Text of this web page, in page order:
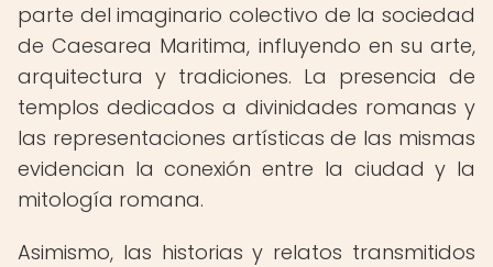
parte del imaginario colectivo de la sociedad
de Caesarea Maritima, influyendo en su arte,
arquitectura y tradiciones. La presencia de
templos dedicados a divinidades romanas y
las representaciones artísticas de las mismas
evidencian la conexión entre la ciudad y la
mitología romana.
Asimismo, las historias y relatos transmitidos